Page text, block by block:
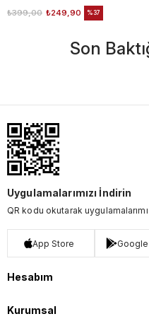
₺249,90
₺399,00 %37
Son
Uygulamalarımızı İndirin
QR kodu okutarak
App Store
Hesabım
Kurumsal